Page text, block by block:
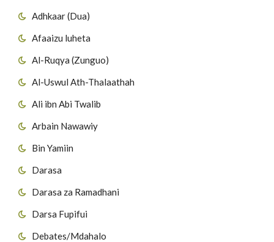
Adhkaar (Dua)
Afaaizu luheta
Al-Ruqya (Zunguo)
Al-Uswul Ath-Thalaathah
Ali ibn Abi Twalib
Arbain Nawawiy
Bin Yamiin
Darasa
Darasa za Ramadhani
Darsa Fupifui
Debates/Mdahalo